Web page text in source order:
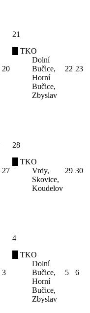
20
21
TKO
Dolní
Bučice,
Horní
Bučice,
Zbyslav
22 23
27
28
TKO
Vrdy,
Skovice,
Koudelov
29 30
3
4
TKO
Dolní
Bučice,
Horní
Bučice,
Zbyslav
5 6